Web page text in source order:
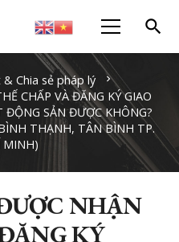
search
& Chia sẻ pháp lý chevron_right
CHẤP VÀ ĐĂNG KÝ GIAO
SẢN ĐƯỢC KHÔNG?
THẠNH, TÂN BÌNH TP.
MINH)
NHẬN
KÝ